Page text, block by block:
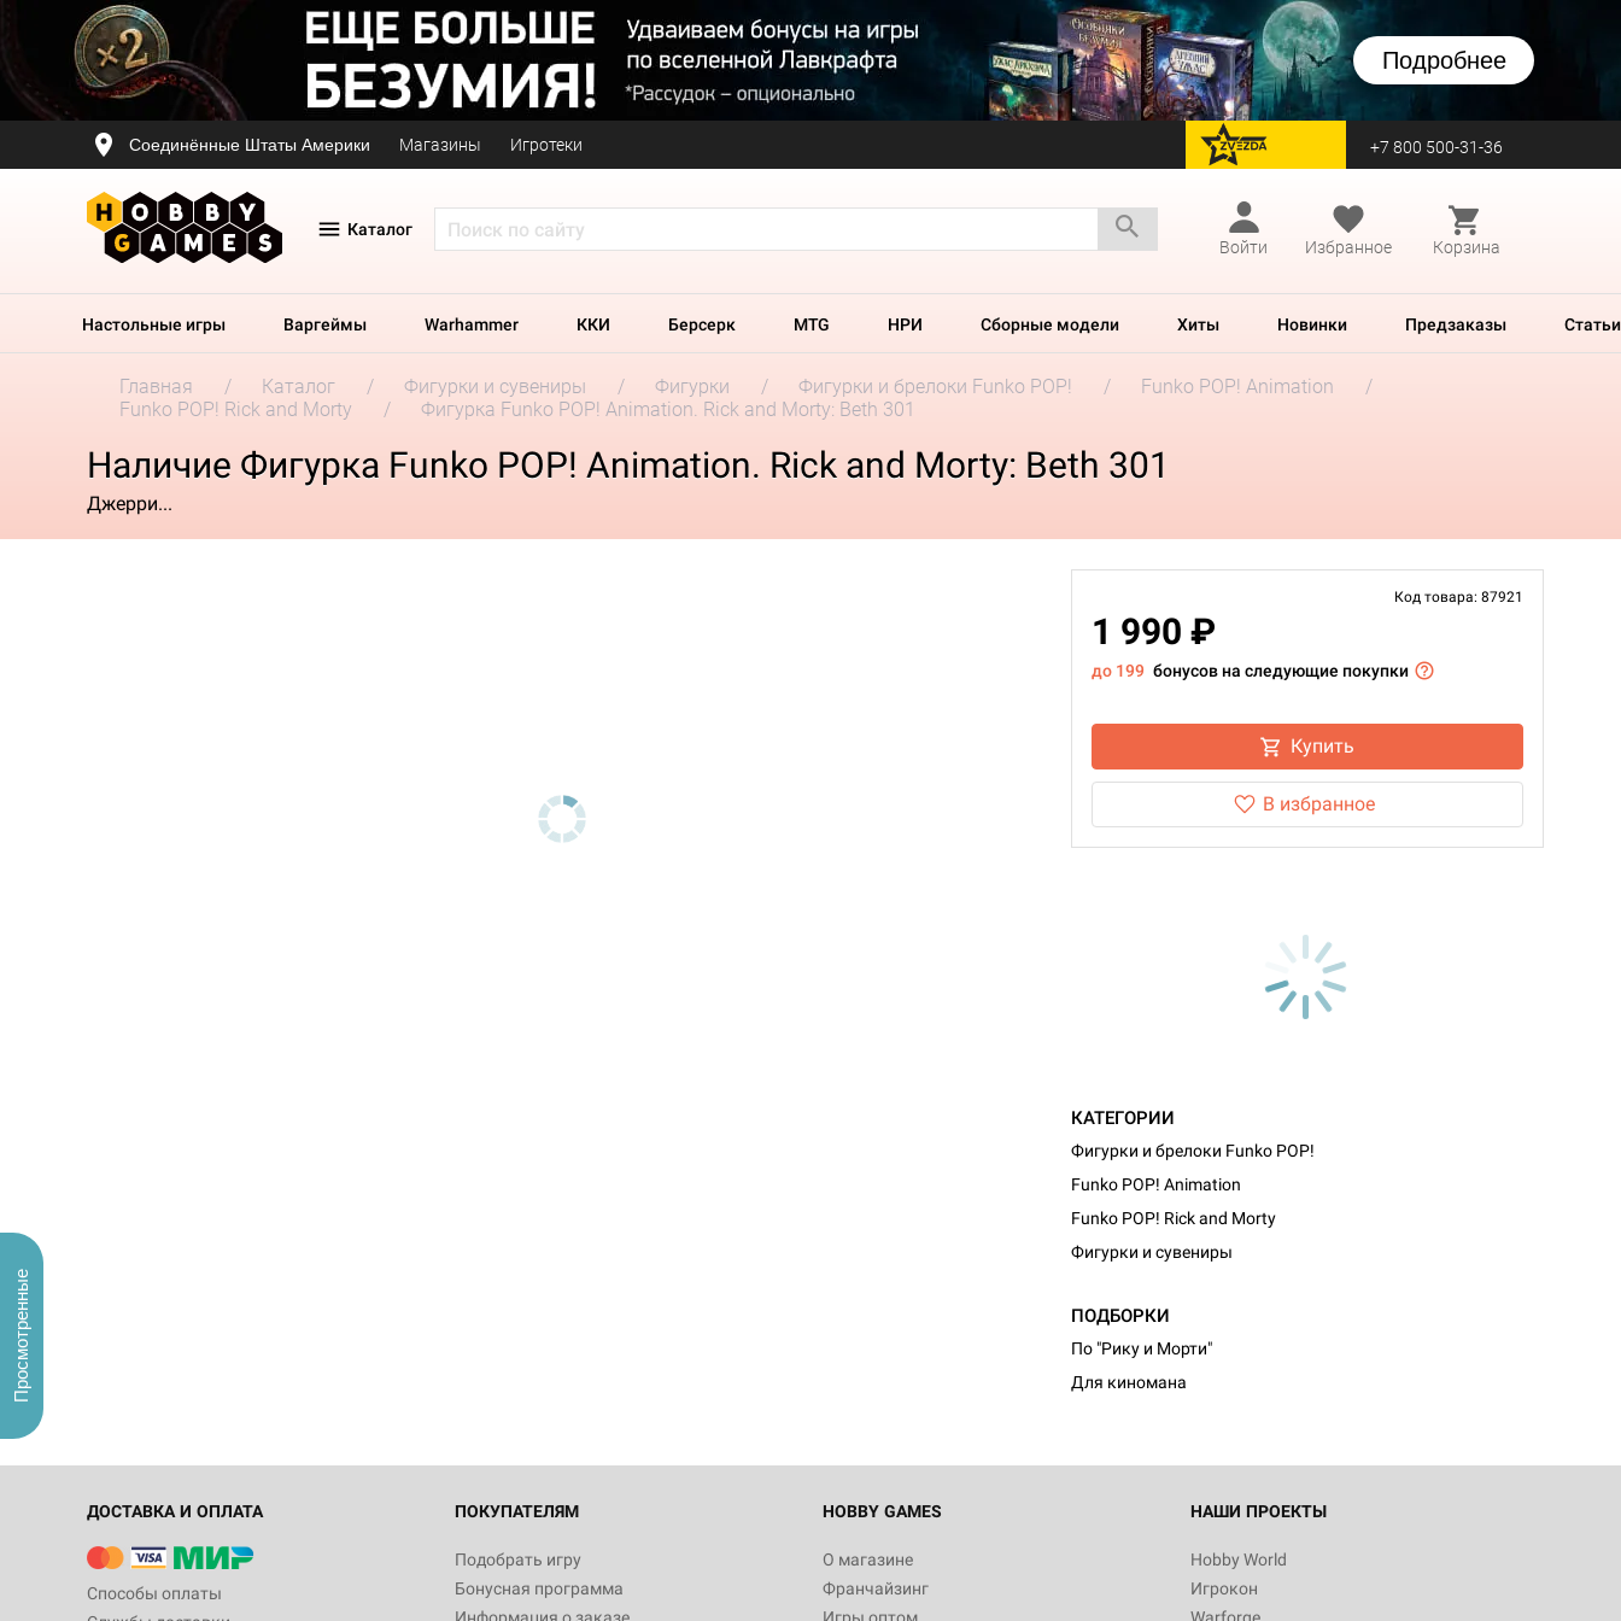
Подробнее
Соединённые Штаты Америки Магазины Игротеки перейти на Zvezda +7 800 500-31-36
Каталог
Войти
Избранное Корзина
Настольные игры Варгеймы Warhammer ККИ Берсерк MTG НРИ Сборные модели Хиты Новинки Предзаказы Статьи
Главная Каталог Фигурки и сувениры Фигурки Фигурки и брелоки Funko POP!
Funko POP! Animation
Funko POP! Rick and Morty
Фигурка Funko POP! Animation. Rick and Morty: Beth 301
Наличие Фигурка Funko POP! Animation. Rick and Morty: Beth 301
Джерри...
Код товара: 87921
1 990 ₽
до 199 бонусов на следующие покупки
Купить
В избранное
КАТЕГОРИИ
Фигурки и брелоки Funko POP!
Funko POP! Animation
Funko POP! Rick and Morty
Фигурки и сувениры
ПОДБОРКИ
По "Рику и Морти"
Для киномана
ДОСТАВКА И ОПЛАТА
Способы оплаты
ПОКУПАТЕЛЯМ
Подобрать игру
Бонусная программа
HOBBY GAMES
О магазине
Франчайзинг
НАШИ ПРОЕКТЫ
Hobby World
Игрокон
Просмотренные
Белая смерть
12 990
Настольная игра Hobby World Ужас